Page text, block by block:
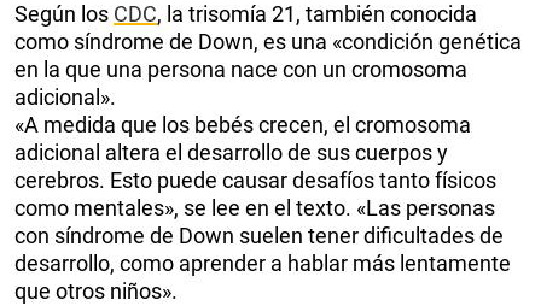
Según los CDC, la trisomía 21, también conocida
como síndrome de Down, es una «condición genética
en la que una persona nace con un cromosoma
adicional».
«A medida que los bebés crecen, el cromosoma
adicional altera el desarrollo de sus cuerpos y
cerebros. Esto puede causar desafíos tanto físicos
como mentales», se lee en el texto. «Las personas
con síndrome de Down suelen tener dificultades de
desarrollo, como aprender a hablar más lentamente
que otros niños».